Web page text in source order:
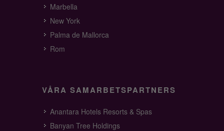
Marbella
New York
Palma de Mallorca
Rom
VÅRA SAMARBETSPARTNERS
Anantara Hotels Resorts & Spas
Banyan Tree Holdings